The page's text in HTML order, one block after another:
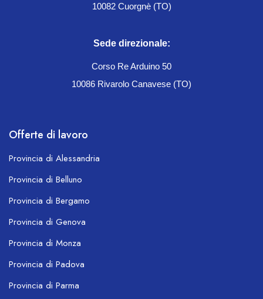
10082 Cuorgnè (TO)
Sede direzionale:
Corso Re Arduino 50
10086 Rivarolo Canavese (TO)
Offerte di lavoro
Provincia di Alessandria
Provincia di Belluno
Provincia di Bergamo
Provincia di Genova
Provincia di Monza
Provincia di Padova
Provincia di Parma